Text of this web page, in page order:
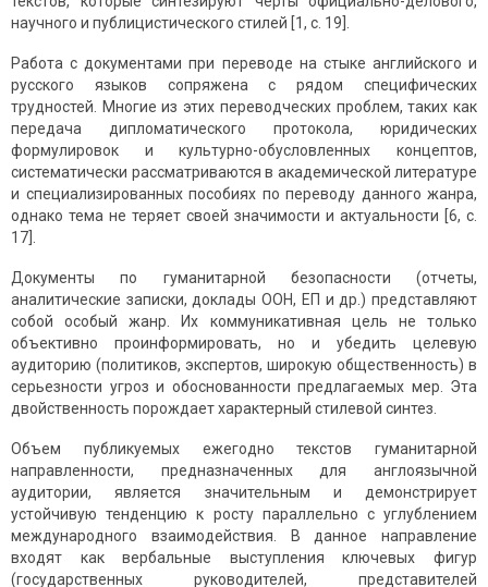
научного и публицистического стилей [1, с. 19].
Работа с документами при переводе на стыке английского и
русского языков сопряжена с рядом специфических
трудностей. Многие из этих переводческих проблем, таких как
передача дипломатического протокола, юридических
формулировок и культурно-обусловленных концептов,
систематически рассматриваются в академической литературе
и специализированных пособиях по переводу данного жанра,
однако тема не теряет своей значимости и актуальности [6, с.
17].
Документы по гуманитарной безопасности (отчеты,
аналитические записки, доклады ООН, ЕП и др.) представляют
собой особый жанр. Их коммуникативная цель не только
объективно проинформировать, но и убедить целевую
аудиторию (политиков, экспертов, широкую общественность) в
серьезности угроз и обоснованности предлагаемых мер. Эта
двойственность порождает характерный стилевой синтез.
Объем публикуемых ежегодно текстов гуманитарной
направленности, предназначенных для англоязычной
аудитории, является значительным и демонстрирует
устойчивую тенденцию к росту параллельно с углублением
международного взаимодействия. В данное направление
входят как вербальные выступления ключевых фигур
(государственных руководителей, представителей